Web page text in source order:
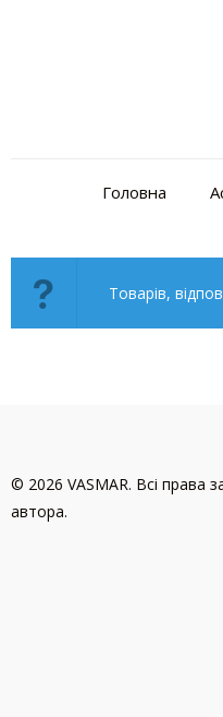
Головна
Товарів,
© 2026 VASMAR. Всі права
автора.